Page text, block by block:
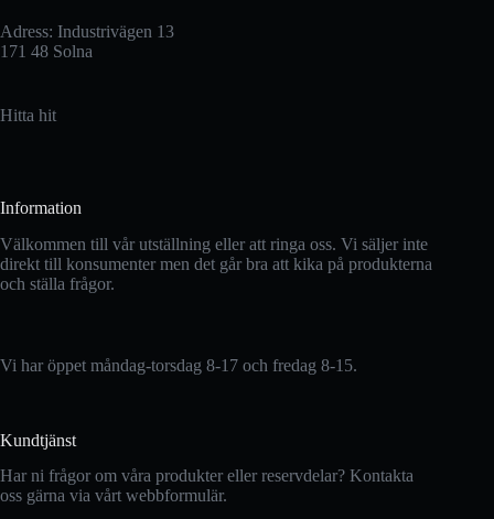
Adress: Industrivägen 13
171 48 Solna
Hitta hit
Information
Välkommen till vår utställning eller att ringa oss. Vi säljer inte
direkt till konsumenter men det går bra att kika på produkterna
och ställa frågor.
Vi har öppet måndag-torsdag 8-17 och fredag 8-15.
Kundtjänst
Har ni frågor om våra produkter eller reservdelar? Kontakta
oss gärna via vårt webbformulär.